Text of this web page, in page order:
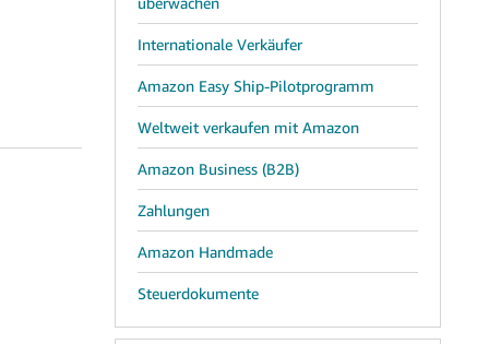
Internationale Verkäufer
Amazon Easy Ship-Pilotprogramm
Weltweit verkaufen mit Amazon
Amazon Business (B2B)
Zahlungen
Amazon Handmade
Steuerdokumente